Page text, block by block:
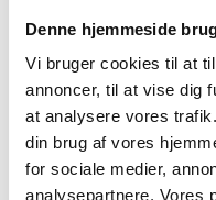
Denne hjemmeside
Vi bruger cookies til at
annoncer, til at vise dig
at analysere vores
din brug af vores
for sociale medier,
analysepartnere. Vores
Hvis det er dårligt vejr, er
Hornbækhus.
Info